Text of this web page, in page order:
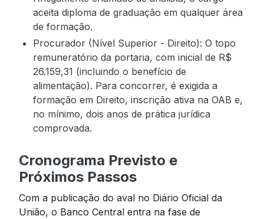
aceita diploma de graduação em qualquer área
de formação.
Procurador (Nível Superior - Direito): O topo
remuneratório da portaria, com inicial de R$
26.159,31 (incluindo o benefício de
alimentação). Para concorrer, é exigida a
formação em Direito, inscrição ativa na OAB e,
no mínimo, dois anos de prática jurídica
comprovada.
Cronograma Previsto e
Próximos Passos
Com a publicação do aval no Diário Oficial da
União, o Banco Central entra na fase de